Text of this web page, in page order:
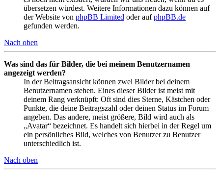
übersetzen würdest. Weitere Informationen dazu können auf
der Website von phpBB Limited oder aufphpBB.de
gefunden werden.
Nach oben
Was sind das für Bilder, die bei meinem Benutzernamen
angezeigt werden?
In der Beitragsansicht können zwei Bilder bei deinem
Benutzernamen stehen. Eines dieser Bilder ist meist mit
deinem Rang verknüpft: Oft sind dies Sterne, Kästchen oder
Punkte, die deine Beitragszahl oder deinen Status im Forum
angeben. Das andere, meist größere, Bild wird auch als
„Avatar“ bezeichnet. Es handelt sich hierbei in der Regel um
ein persönliches Bild, welches von Benutzer zu Benutzer
unterschiedlich ist.
Nach oben